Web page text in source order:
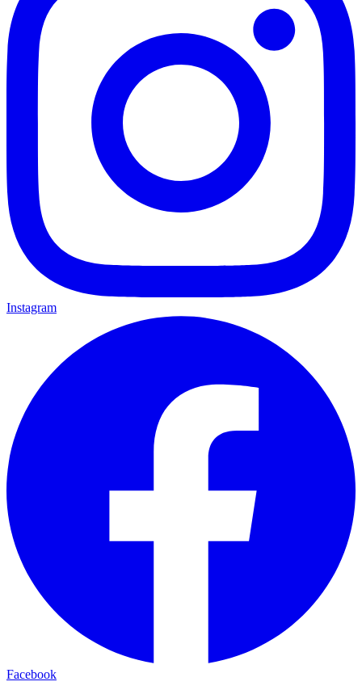
Instagram
Facebook